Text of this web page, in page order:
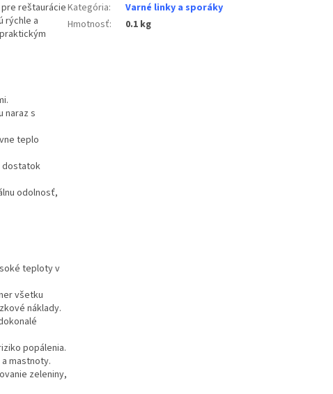
reštaurácie
rýchle a
naraz s
teplo
dostatok
odolnosť,
teploty v
všetku
náklady.
popálenia.
mastnoty.
zeleniny,
Kategória:
Varné linky a sporáky
Hmotnosť: 0.1 kg